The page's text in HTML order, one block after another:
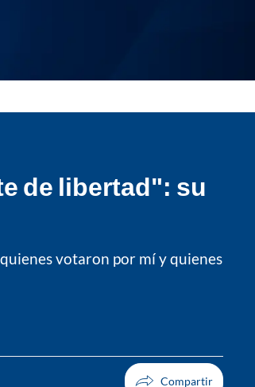
de libertad": su
votaron por mí y quienes